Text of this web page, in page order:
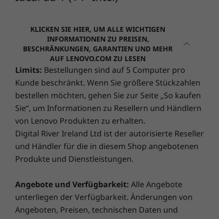
GB RAM bietet das IdeaPad 1 (14) Intel
Multitasking. Ob Sie mit Freunden und Familie
kommunizieren, Unterhaltung genießen oder
arbeiten möchten: Holen Sie sich die
zuverlässige Leistung, die Sie von PCs mit Intel
Prozessoren erwarten können.
Gutes Aussehen, guter Sound
MicroSD-Kartenleser
HDMI 1.4b
Kopfhörer-/Mikrofon-Kombianschluss
Netzanschluss (rund)
Die technischen Daten können je nach Region/Modell variieren
Premium Care setzt neue Maßstäbe beim Support!
Ultimative PC-Performance und
‑Sicherheit
Begeben Sie sich auf eine aufregende Reise
mit Lenovo Smart Lockund Absolute ®. Sie haben die
Kontrolle, ganz gleich, wo auf der Welt Sie sich
aufhalten. Lokalisieren, sperren, sichern und bergen
Sie Ihren gestohlenen PC auf Kommando. Gepaart
mit Lenovo Smart Performance
können Sie sich auf
machen. Profitieren Sie von einem reibungslosen
Online-Erlebnis und stärken Sie Ihre Gefahrenabwehr.
Lenovo-Gerät.
KLICKEN SIE HIER, UM ALLE WICHTIGEN
INFORMATIONEN ZU PREISEN,
BESCHRÄNKUNGEN, GARANTIEN UND MEHR
AUF LENOVO.COM ZU LESEN
Limits: Bestellungen sind auf 5 Computer pro
Kunde beschränkt. Wenn Sie größere Stückzahlen
bestellen möchten, gehen Sie zur Seite „So kaufen
Sie“, um Informationen zu Resellern und Händlern
von Lenovo Produkten zu erhalten.
Digital River Ireland Ltd ist der autorisierte Reseller
und Händler für die in diesem Shop angebotenen
Produkte und Dienstleistungen.
Angebote und Verfügbarkeit: Alle Angebote
unterliegen der Verfügbarkeit. Änderungen von
Angeboten, Preisen, technischen Daten und